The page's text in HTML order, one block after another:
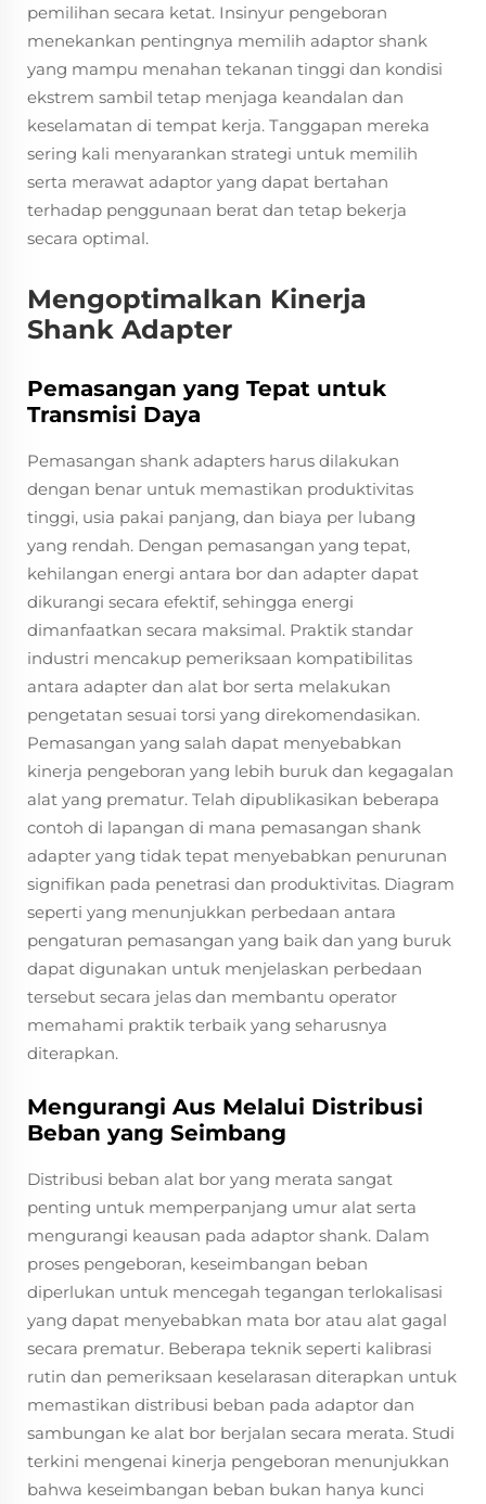
pemilihan secara ketat. Insinyur pengeboran
menekankan pentingnya memilih adaptor shank
yang mampu menahan tekanan tinggi dan kondisi
ekstrem sambil tetap menjaga keandalan dan
keselamatan di tempat kerja. Tanggapan mereka
sering kali menyarankan strategi untuk memilih
serta merawat adaptor yang dapat bertahan
terhadap penggunaan berat dan tetap bekerja
secara optimal.
Mengoptimalkan Kinerja
Shank Adapter
Pemasangan yang Tepat untuk
Transmisi Daya
Pemasangan shank adapters harus dilakukan
dengan benar untuk memastikan produktivitas
tinggi, usia pakai panjang, dan biaya per lubang
yang rendah. Dengan pemasangan yang tepat,
kehilangan energi antara bor dan adapter dapat
dikurangi secara efektif, sehingga energi
dimanfaatkan secara maksimal. Praktik standar
industri mencakup pemeriksaan kompatibilitas
antara adapter dan alat bor serta melakukan
pengetatan sesuai torsi yang direkomendasikan.
Pemasangan yang salah dapat menyebabkan
kinerja pengeboran yang lebih buruk dan kegagalan
alat yang prematur. Telah dipublikasikan beberapa
contoh di lapangan di mana pemasangan shank
adapter yang tidak tepat menyebabkan penurunan
signifikan pada penetrasi dan produktivitas. Diagram
seperti yang menunjukkan perbedaan antara
pengaturan pemasangan yang baik dan yang buruk
dapat digunakan untuk menjelaskan perbedaan
tersebut secara jelas dan membantu operator
memahami praktik terbaik yang seharusnya
diterapkan.
Mengurangi Aus Melalui Distribusi
Beban yang Seimbang
Distribusi beban alat bor yang merata sangat
penting untuk memperpanjang umur alat serta
mengurangi keausan pada adaptor shank. Dalam
proses pengeboran, keseimbangan beban
diperlukan untuk mencegah tegangan terlokalisasi
yang dapat menyebabkan mata bor atau alat gagal
secara prematur. Beberapa teknik seperti kalibrasi
rutin dan pemeriksaan keselarasan diterapkan untuk
memastikan distribusi beban pada adaptor dan
sambungan ke alat bor berjalan secara merata. Studi
terkini mengenai kinerja pengeboran menunjukkan
bahwa keseimbangan beban bukan hanya kunci